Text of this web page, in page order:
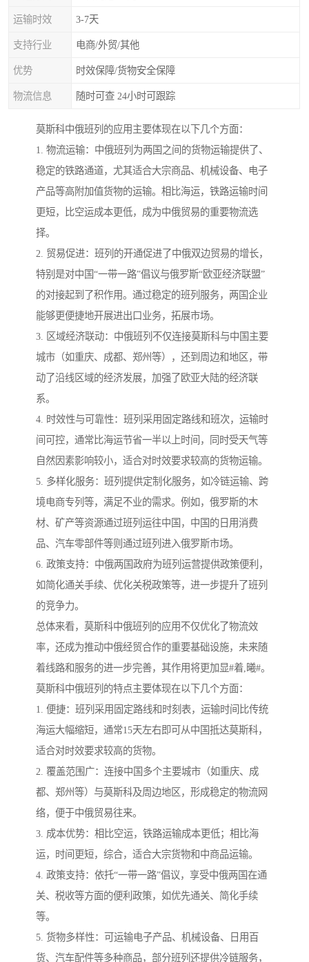
运输时效 3-7天
支持行业 电商/外贸/其他
优势 时效保障/货物安全保障
物流信息 随时可查 24小时可跟踪
莫斯科中俄班列的应用主要体现在以下几个方面：
1. 物流运输：中俄班列为两国之间的货物运输提供了、
稳定的铁路通道，尤其适合大宗商品、机械设备、电子
产品等高附加值货物的运输。相比海运，铁路运输时间
更短，比空运成本更低，成为中俄贸易的重要物流选
择。
2. 贸易促进：班列的开通促进了中俄双边贸易的增长，
特别是对中国“一带一路”倡议与俄罗斯“欧亚经济联盟”
的对接起到了积作用。通过稳定的班列服务，两国企业
能够更便捷地开展进出口业务，拓展市场。
3. 区域经济联动：中俄班列不仅连接莫斯科与中国主要
城市（如重庆、成都、郑州等），还到周边和地区，带
动了沿线区域的经济发展，加强了欧亚大陆的经济联
系。
4. 时效性与可靠性：班列采用固定路线和班次，运输时
间可控，通常比海运节省一半以上时间，同时受天气等
自然因素影响较小，适合对时效要求较高的货物运输。
5. 多样化服务：班列提供定制化服务，如冷链运输、跨
境电商专列等，满足不业的需求。例如，俄罗斯的木
材、矿产等资源通过班列运往中国，中国的日用消费
品、汽车零部件等则通过班列进入俄罗斯市场。
6. 政策支持：中俄两国政府为班列运营提供政策便利，
如简化通关手续、优化关税政策等，进一步提升了班列
的竞争力。
总体来看，莫斯科中俄班列的应用不仅优化了物流效
率，还成为推动中俄经贸合作的重要基础设施，未来随
着线路和服务的进一步完善，其作用将更加显#着,曦#。
莫斯科中俄班列的特点主要体现在以下几个方面：
1. 便捷：班列采用固定路线和时刻表，运输时间比传统
海运大幅缩短，通常15天左右即可从中国抵达莫斯科，
适合对时效要求较高的货物。
2. 覆盖范围广：连接中国多个主要城市（如重庆、成
都、郑州等）与莫斯科及周边地区，形成稳定的物流网
络，便于中俄贸易往来。
3. 成本优势：相比空运，铁路运输成本更低；相比海
运，时间更短，综合，适合大宗货物和中商品运输。
4. 政策支持：依托“一带一路”倡议，享受中俄两国在通
关、税收等方面的便利政策，如优先通关、简化手续
等。
5. 货物多样性：可运输电子产品、机械设备、日用百
货、汽车配件等多种商品，部分班列还提供冷链服务，